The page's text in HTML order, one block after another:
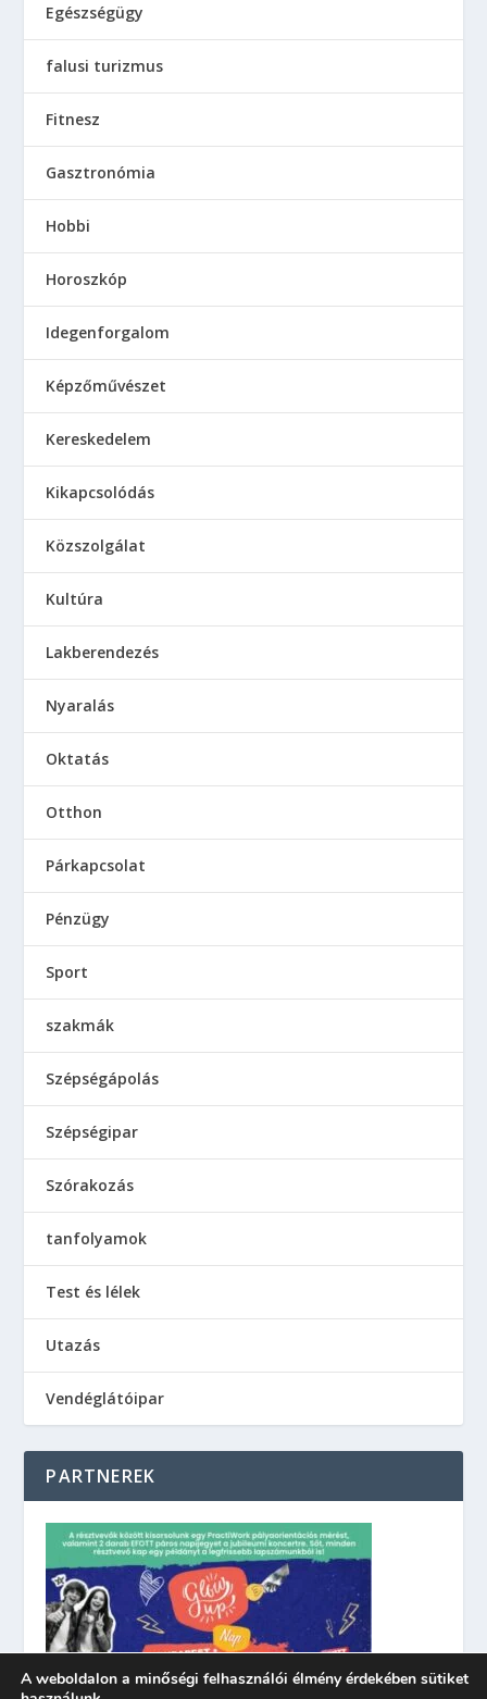
Egészségügy
falusi turizmus
Fitnesz
Gasztronómia
Hobbi
Horoszkóp
Idegenforgalom
Képzőművészet
Kereskedelem
Kikapcsolódás
Közszolgálat
Kultúra
Lakberendezés
Nyaralás
Oktatás
Otthon
Párkapcsolat
Pénzügy
Sport
szakmák
Szépségápolás
Szépségipar
Szórakozás
tanfolyamok
Test és lélek
Utazás
Vendéglátóipar
PARTNEREK
A weboldalon a minőségi felhasználói élmény érdekében sütiket